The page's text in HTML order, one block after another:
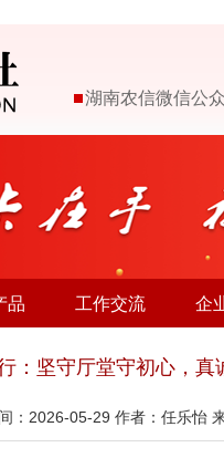
湖南农信微信公
品 工作交流 企
：坚守厅堂守初心，真
：2026-05-29 作者：任乐怡